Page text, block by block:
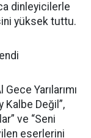
dinleyicilerle
yüksek tuttu.
Yarılarımı
Kalbe Değil”,
ve “Seni
eserlerini